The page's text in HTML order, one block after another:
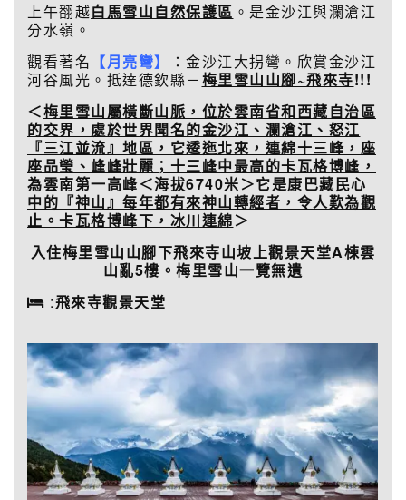
上午翻越白馬雪山自然保護區 。是金沙江與瀾滄江
分水嶺。
觀看著名 【月亮彎】
：金沙江大拐彎。欣賞金沙江
河谷風光。抵達德欽縣－梅里雪山山腳~飛來寺!!!
＜梅里雪山屬橫斷山脈，位於雲南省和西藏自治區
的交界，處於世界聞名的金沙江、瀾滄江、怒江
『三江並流』地區，它逶迤北來，連綿十三峰，座
座品瑩、峰峰壯麗；十三峰中最高的卡瓦格博峰，
為雲南第一高峰＜海拔6740米＞它是康巴藏民心
中的『神山』 每年都有來神山轉經者，令人歎為觀
止。卡瓦格博峰下，冰川連綿＞
入住梅里雪山山腳下飛來寺山坡上觀景天堂A棟雲
山亂5樓。梅里雪山一覽無遺
:飛來寺觀景天堂